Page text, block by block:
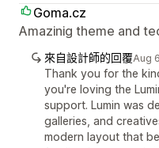
Goma.cz
Amazinig theme and
來自設計師的回覆Aug
Thank you for the
you're loving the
support. Lumin was
galleries, and
modern layout that